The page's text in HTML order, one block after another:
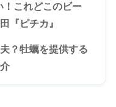
これどこのビー
『ピチカ』
？牡蠣を提供する